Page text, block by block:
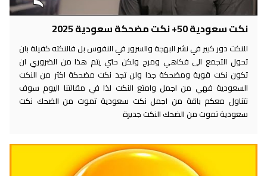
نكت سعودية 50+ نكت مضحكة سعودية 2025
للنكت دور كبير في نشر البهجة والسرور في النفوس بل فالنكته كفيلة بان
تحول التجمع الى فكاهي ومرح ولكن حتي يتم هذا من الضروري ان
تكون نكت قوية ومضحكة جدا ولن تجد نكت مضحكة اكثر من النكت
السعودية فهي من اجمل وامتع النكت لذا في مقالتنا اليوم سوف
نتناول معكم باقة من اجمل نكت سعودية تموت من الضحك نكت
سعودية تموت من الضحك النكت جديرة